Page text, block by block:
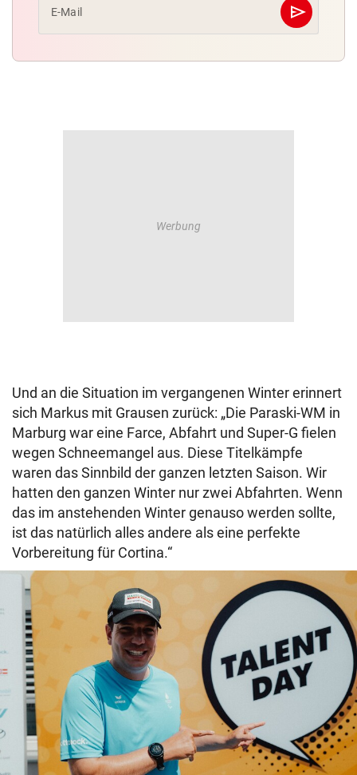
E-Mail send
Abschicken
Und an die Situation im vergangenen Winter erinnert
sich Markus mit Grausen zurück: „Die Paraski-WM in
Marburg war eine Farce, Abfahrt und Super-G fielen
wegen Schneemangel aus. Diese Titelkämpfe
waren das Sinnbild der ganzen letzten Saison. Wir
hatten den ganzen Winter nur zwei Abfahrten. Wenn
das im anstehenden Winter genauso werden sollte,
ist das natürlich alles andere als eine perfekte
Vorbereitung für Cortina.“